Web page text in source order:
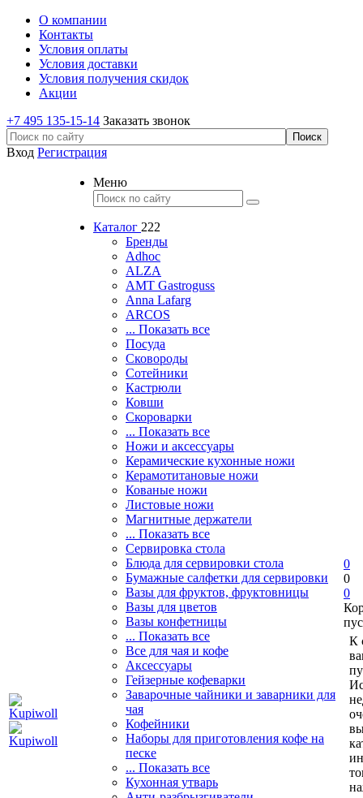
О компании
Контакты
Условия оплаты
Условия доставки
Условия получения скидок
Акции
+7 495 135-15-14 Заказать звонок
Вход Регистрация
Меню
Каталог 222
Бренды
Adhoc
ALZA
AMT Gastroguss
Anna Lafarg
ARCOS
... Показать все
Посуда
Сковороды
Сотейники
Кастрюли
Ковши
Скороварки
... Показать все
Ножи и аксессуары
Керамические кухонные ножи
Керамотитановые ножи
Кованые ножи
Листовые ножи
Магнитные держатели
... Показать все
Сервировка стола
Блюда для сервировки стола
Бумажные салфетки для сервировки
Вазы для фруктов, фруктовницы
Вазы для цветов
Вазы конфетницы
... Показать все
Все для чая и кофе
Аксессуары
Гейзерные кофеварки
Заварочные чайники и заварники для
чая
Кофейники
Наборы для приготовления кофе на
песке
... Показать все
Кухонная утварь
0
0
0
К